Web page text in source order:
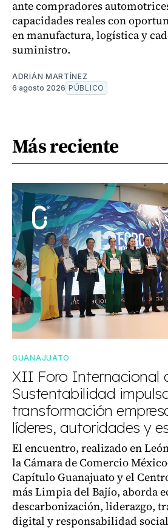
ante compradores
capacidades reales con
en manufactura, logística y
suministro.
ADRIÁN MARTÍNEZ
6 agosto 2026 PÚBLICO
Más reciente
GUANAJUATO
XII Foro Internacional
Sustentabilidad
transformación
líderes, autoridades y
El encuentro, realizado en
la Cámara de Comercio
Capítulo Guanajuato y el
más Limpia del Bajío, aborda
descarbonización, liderazgo,
digital y responsabilidad